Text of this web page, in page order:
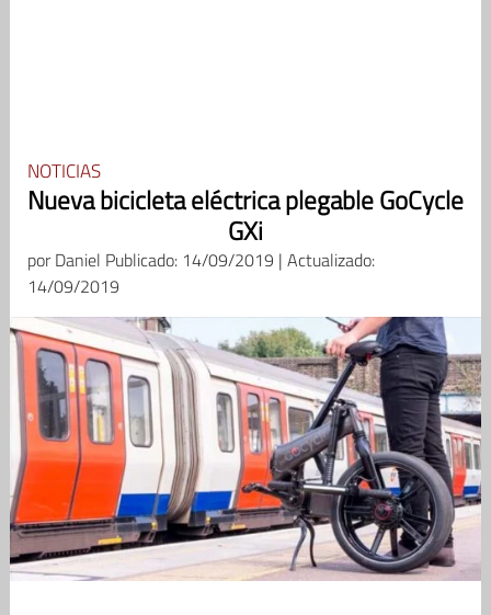
NOTICIAS
Nueva bicicleta eléctrica plegable GoCycle
GXi
porDaniel Publicado: 14/09/2019 | Actualizado:
14/09/2019